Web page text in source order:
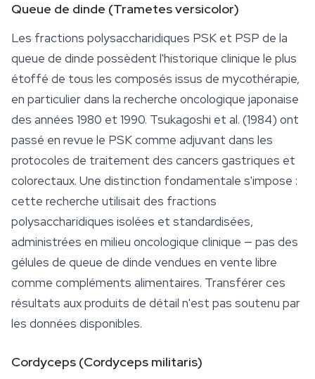
Queue de dinde (Trametes versicolor)
Les fractions polysaccharidiques PSK et PSP de la
queue de dinde possèdent l'historique clinique le plus
étoffé de tous les composés issus de mycothérapie,
en particulier dans la recherche oncologique japonaise
des années 1980 et 1990. Tsukagoshi et al. (1984) ont
passé en revue le PSK comme adjuvant dans les
protocoles de traitement des cancers gastriques et
colorectaux. Une distinction fondamentale s'impose :
cette recherche utilisait des fractions
polysaccharidiques isolées et standardisées,
administrées en milieu oncologique clinique — pas des
gélules de queue de dinde vendues en vente libre
comme compléments alimentaires. Transférer ces
résultats aux produits de détail n'est pas soutenu par
les données disponibles.
Cordyceps (Cordyceps militaris)